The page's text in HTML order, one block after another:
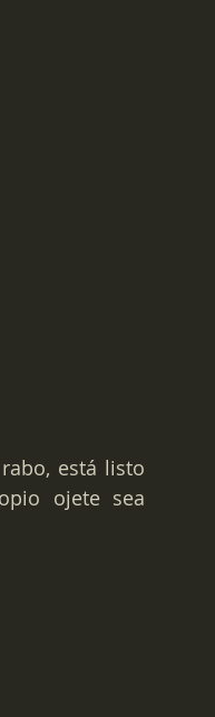
está listo
ojete sea